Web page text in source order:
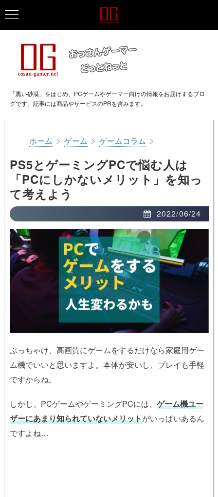
「黒い砂漠」をはじめ、PCゲームやゲーマー向けの情報をお届けするブロ
グです。記事には商品やサービスのPRを含みます。
ホーム > ゲーム > ゲームコラム >
PS5とゲーミングPCで悩む人は
「PCにしかないメリット」を知っ
て考えよう
2022/06/24
ぶっちゃけ、高画質にゲームをするだけなら家庭用ゲー
ム機でいいと思いますよ。本体が安いし、プレイも手軽
ですからね。
しかし、PCゲームやゲーミングPCには、 ゲーム機ユー
ザーにあまり知られていないメリットがいっぱいあるん
ですよね…